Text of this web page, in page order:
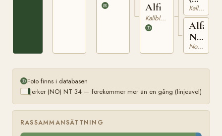
Alfi
Kallblodig Travare
NT
1
Kallblodig Travare
Alfa
NT
4 Nordsvensk Brukshäst
Foto finns i databasen
Jerker (NO) NT 34 — förekommer mer än en gång (linjeavel)
RASSAMMANSÄTTNING